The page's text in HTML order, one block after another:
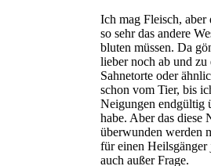
Ich mag Fleisch, aber
so sehr das andere
bluten müssen. Da
lieber noch ab und zu
Sahnetorte oder
schon vom Tier, bis
Neigungen endgültig
habe. Aber das diese
überwunden werden
für einen Heilsgänger
auch außer Frage.